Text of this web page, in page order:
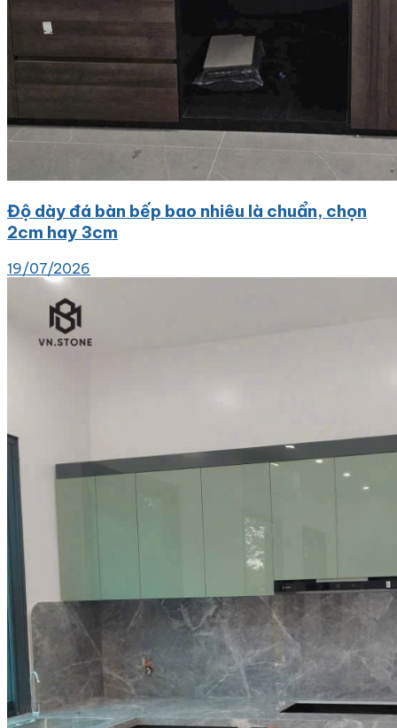
Độ dày đá bàn bếp bao nhiêu là chuẩn, chọn
2cm hay 3cm
19/07/2026